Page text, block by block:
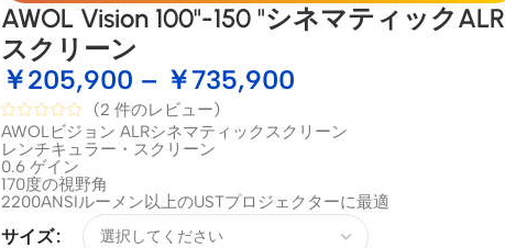
AWOL Vision 100"-150 "シネマティックALR
スクリーン
￥205,900 – ￥735,900
(2 件のレビュー)
AWOLビジョン ALRシネマティックスクリーン
レンチキュラー・スクリーン
0.6 ゲイン
170度の視野角
2200ANSIルーメン以上のUSTプロジェクターに最適
サイズ